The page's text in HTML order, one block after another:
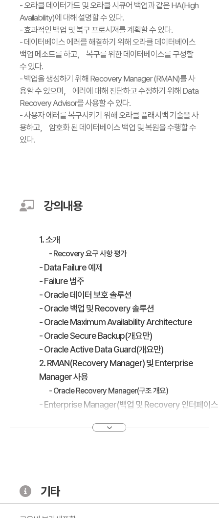
- 오라클 데이터가드 및 오라클 시큐어 백업과 같은 HA(High
Availability)에 대해 설명할 수 있다.
- 효과적인 백업 및 복구 프로시져를 계획할 수 있다.
- 데이터베이스 에러를 해결하기 위해 오라클 데이터베이스
백업 메소드를 하고， 복구를 위한 데이터베이스를 구성할
수 있다.
- 백업을 생성하기 위해 Recovery Manager (RMAN)를 사
용할 수 있으며， 에러에 대해 진단하고 수정하기 위해 Data
Recovery Advisor를 사용할 수 있다.
- 사용자 에러를 복구시키기 위해 오라클 플래시백 기술을 사
용하고， 암호화 된 데이터베이스 백업 및 복원을 수행할 수
있다.
강의내용
1. 소개
- Recovery 요구 사항 평가
- Data Failure 예제
- Failure 범주
- Oracle 데이터 보호 솔루션
- Oracle 백업 및 Recovery 솔루션
- Oracle Maximum Availability Architecture
- Oracle Secure Backup(개요만)
- Oracle Active Data Guard(개요만)
2. RMAN(Recovery Manager) 및 Enterprise
Manager 사용
- Oracle Recovery Manager(구조 개요)
- Enterprise Manager(백업 및 Recovery 인터페이스
- RMAN 명령행 사용
3. Recovery 가능성을 위한 구성
- Fast Recovery Area 크기 조정 및 구성
기타